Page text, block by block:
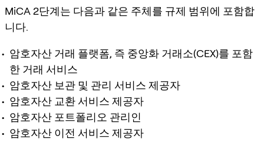
MiCA 2단계는 다음과 같은 주체를 규제 범위에 포함합
니다.
암호자산 거래 플랫폼, 즉 중앙화 거래소(CEX)를 포함
한 거래 서비스
암호자산 보관 및 관리 서비스 제공자
암호자산 교환 서비스 제공자
암호자산 포트폴리오 관리인
암호자산 이전 서비스 제공자